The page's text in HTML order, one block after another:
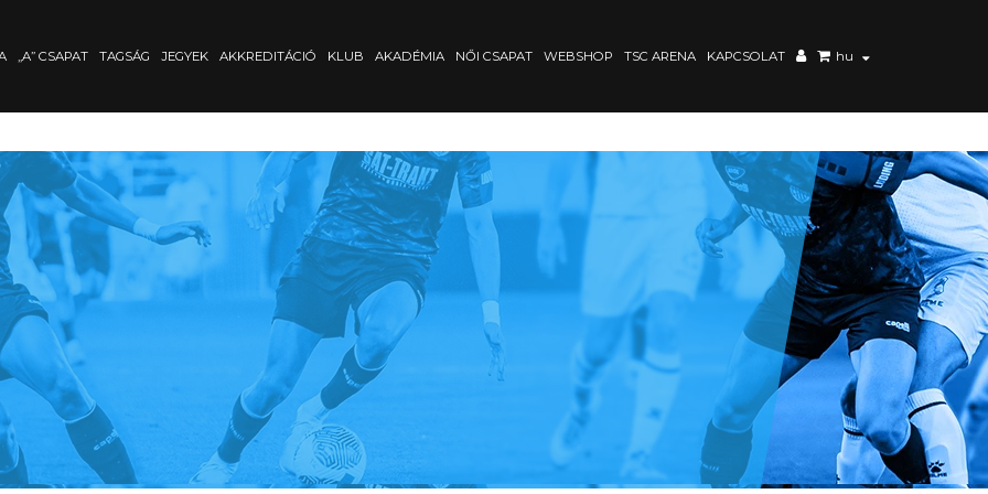
„A” CSAPAT TAGSÁG JEGYEK AKKREDITÁCIÓ KLUB AKADÉMIA NŐI CSAPAT WEBSHOP TSC ARENA KAPCSOLAT hu